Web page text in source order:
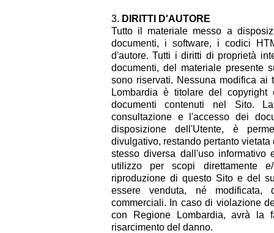
DIRITTI D'AUTORE
Tutto il materiale messo a
documenti, i software, i codici
d'autore. Tutti i diritti di proprietà
documenti, del materiale presente
sono riservati. Nessuna modifica ai
Lombardia è titolare del
documenti contenuti nel Sito.
consultazione e l'accesso dei
disposizione dell'Utente, è
divulgativo, restando pertanto
stesso diversa dall'uso
utilizzo per scopi direttamente
riproduzione di questo Sito e del
essere venduta, né
commerciali. In caso di violazione
con Regione Lombardia, avrà
risarcimento del danno.